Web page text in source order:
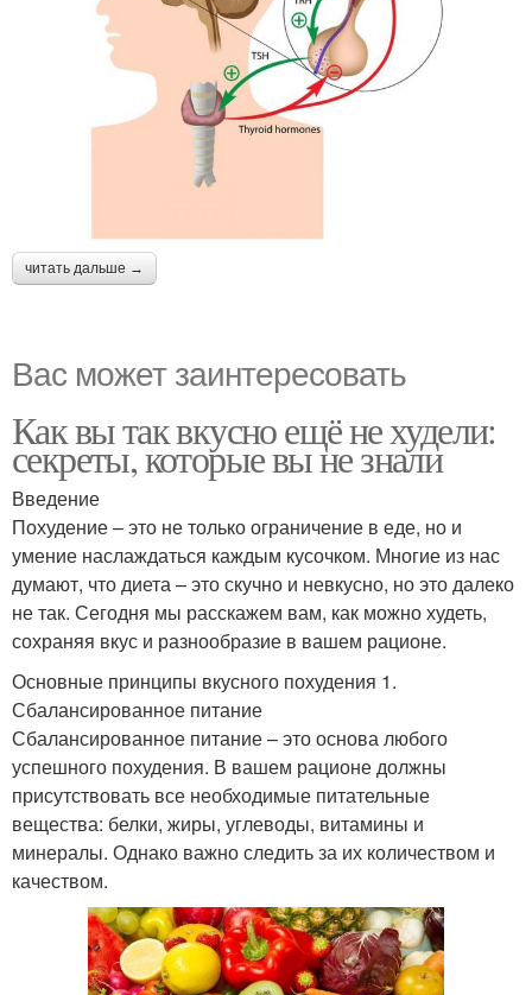
читать дальше →
Вас может заинтересовать
Как вы так вкусно ещё не худели:
секреты, которые вы не знали
Введение
Похудение – это не только ограничение в еде, но и
умение наслаждаться каждым кусочком. Многие из нас
думают, что диета – это скучно и невкусно, но это далеко
не так. Сегодня мы расскажем вам, как можно худеть,
сохраняя вкус и разнообразие в вашем рационе.
Основные принципы вкусного похудения 1.
Сбалансированное питание
Сбалансированное питание – это основа любого
успешного похудения. В вашем рационе должны
присутствовать все необходимые питательные
вещества: белки, жиры, углеводы, витамины и
минералы. Однако важно следить за их количеством и
качеством.